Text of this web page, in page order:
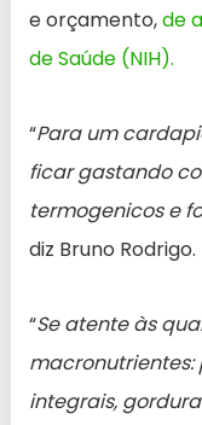
e orçamento,de
de Saúde (NIH).
“Para um
ficar gastando
termogenicos e
diz Bruno Rodrigo.
“Se atente às
macronutrientes:
integrais,